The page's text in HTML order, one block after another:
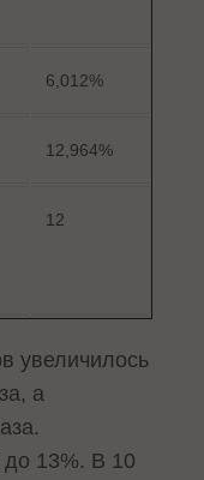
6,012%
12,964%
12
увеличилось
а
до 13%. В 10